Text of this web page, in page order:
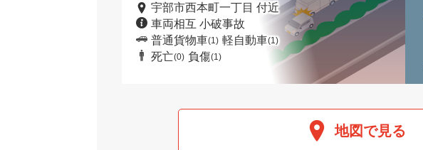
宇部市西本町一丁目 付近
車両相互 小破事故
普通貨物車(1) 軽自動車(1)
死亡(0) 負傷(1)
地図で見る